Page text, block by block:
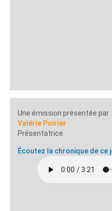
Une émission présentée par
Valérie Poirier
Présentatrice
Écoutez la chronique de ce